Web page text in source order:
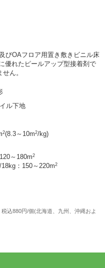
びOAフロア用置き敷きビニル床
優れたピールアップ型接着剤で
ん。
ル下地
2(8.3～10m2/kg)
～180m2
/18kg：150～220m2
込880円/個(北海道、九州、沖縄およ